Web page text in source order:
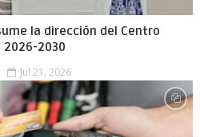
la dirección del Centro
2026-2030
Jul 21, 2026